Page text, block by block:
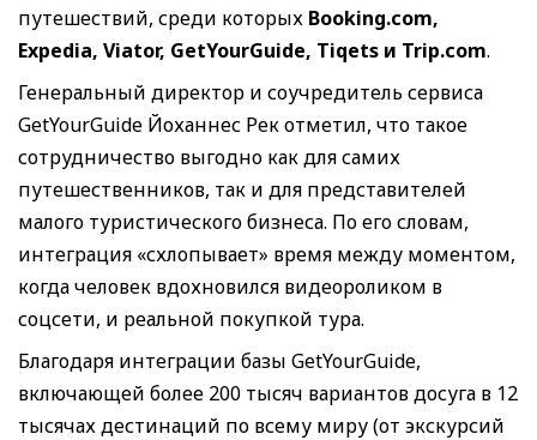
путешествий, среди которых Booking.com,
Expedia, Viator, GetYourGuide, Tiqets и Trip.com.
Генеральный директор и соучредитель сервиса
GetYourGuide Йоханнес Рек отметил, что такое
сотрудничество выгодно как для самих
путешественников, так и для представителей
малого туристического бизнеса. По его словам,
интеграция «схлопывает» время между моментом,
когда человек вдохновился видеороликом в
соцсети, и реальной покупкой тура.
Благодаря интеграции базы GetYourGuide,
включающей более 200 тысяч вариантов досуга в 12
тысячах дестинаций по всему миру (от экскурсий